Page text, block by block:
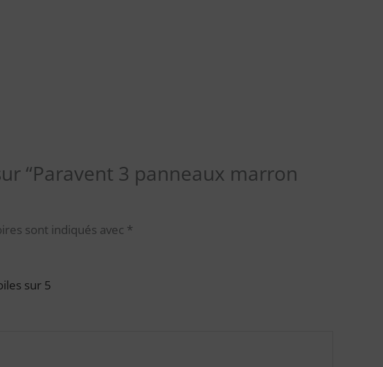
“Paravent 3 panneaux marron
sont indiqués avec *
sur 5